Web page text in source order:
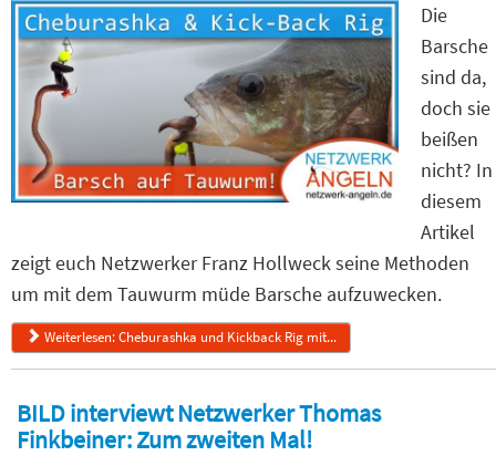
Die
Barsche
sind da,
doch sie
beißen
nicht? In
diesem
Artikel
zeigt euch Netzwerker Franz Hollweck seine Methoden
um mit dem Tauwurm müde Barsche aufzuwecken.
Weiterlesen: Cheburashka und Kickback Rig mit...
BILD interviewt Netzwerker Thomas
Finkbeiner: Zum zweiten Mal!